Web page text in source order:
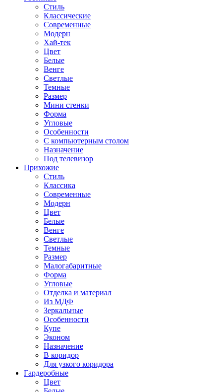
Стиль
Классические
Современные
Модерн
Хай-тек
Цвет
Белые
Венге
Светлые
Темные
Размер
Мини стенки
Форма
Угловые
Особенности
С компьютерным столом
Назначение
Под телевизор
Прихожие
Стиль
Классика
Современные
Модерн
Цвет
Белые
Венге
Светлые
Темные
Размер
Малогабаритные
Форма
Угловые
Отделка и материал
Из МДФ
Зеркальные
Особенности
Купе
Эконом
Назначение
В коридор
Для узкого коридора
Гардеробные
Цвет